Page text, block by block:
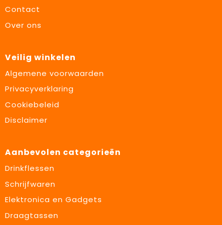
Contact
Over ons
Veilig winkelen
Algemene voorwaarden
Privacyverklaring
Cookiebeleid
Disclaimer
Aanbevolen categorieën
Drinkflessen
Schrijfwaren
Elektronica en Gadgets
Draagtassen